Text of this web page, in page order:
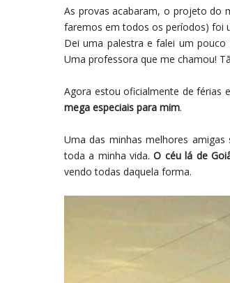
As provas acabaram, o projeto do
faremos em todos os períodos) foi
Dei uma palestra e falei um
Uma professora que me chamou!
Agora estou oficialmente de férias
mega especiais para mim.
Uma das minhas melhores
toda a minha vida.O céu lá de
vendo todas daquela forma.